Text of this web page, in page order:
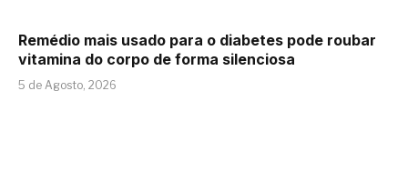
Remédio mais usado para o diabetes pode roubar
vitamina do corpo de forma silenciosa
5 de Agosto, 2026